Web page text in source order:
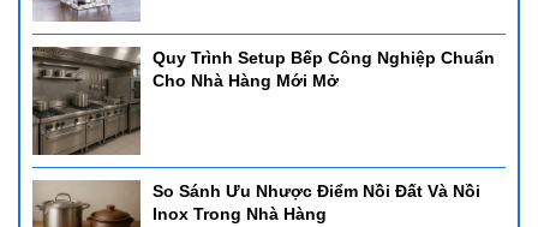
Quy Trình Setup Bếp Công Nghiệp Chuẩn
Cho Nhà Hàng Mới Mở
So Sánh Ưu Nhược Điểm Nồi Đất Và Nồi
Inox Trong Nhà Hàng